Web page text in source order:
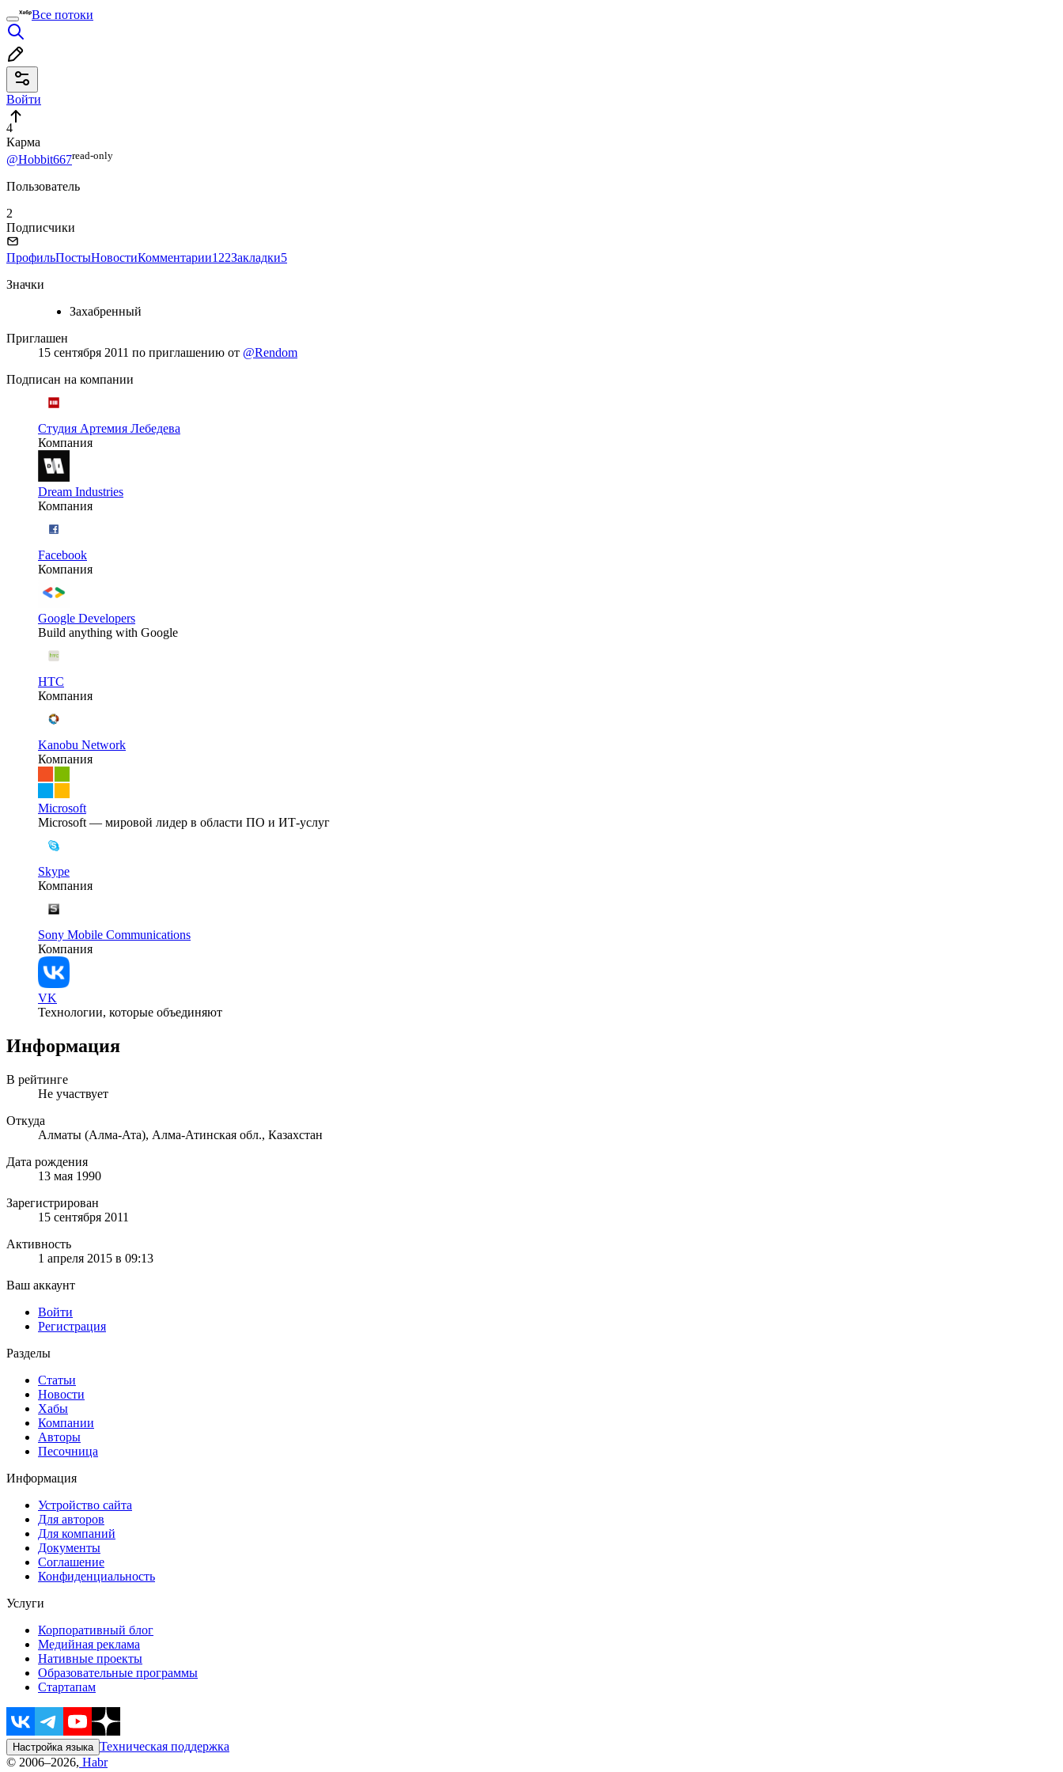
Все потоки
Войти
4
Карма
@Hobbit667read⁠-⁠only
Пользователь
2
Подписчики
ПрофильПостыНовостиКомментарии122Закладки5
Значки
Захабренный
Приглашен
15 сентября 2011 по приглашению от @Rendom
Подписан на компании
Студия Артемия Лебедева
Компания
Dream Industries
Компания
Facebook
Компания
Google Developers
Build anything with Google
HTC
Компания
Kanobu Network
Компания
Microsoft
Microsoft — мировой лидер в области ПО и ИТ-услуг
Skype
Компания
Sony Mobile Communications
Компания
VK
Технологии, которые объединяют
Информация
В рейтинге
Не участвует
Откуда
Алматы (Алма-Ата), Алма-Атинская обл., Казахстан
Дата рождения
13 мая 1990
Зарегистрирован
15 сентября 2011
Активность
1 апреля 2015 в 09:13
Ваш аккаунт
Войти
Регистрация
Разделы
Статьи
Новости
Хабы
Компании
Авторы
Песочница
Информация
Устройство сайта
Для авторов
Для компаний
Документы
Соглашение
Конфиденциальность
Услуги
Корпоративный блог
Медийная реклама
Нативные проекты
Образовательные программы
Стартапам
Настройка языка Техническая поддержка
© 2006–2026, Habr